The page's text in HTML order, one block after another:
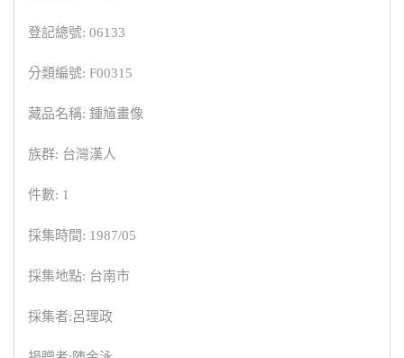
登記總號: 06133
分類編號: F00315
藏品名稱: 鍾馗畫像
族群: 台灣漢人
件數: 1
採集時間: 1987/05
採集地點: 台南市
採集者:呂理政